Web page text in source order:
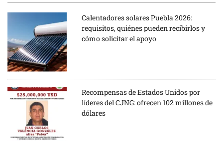
Calentadores solares Puebla 2026:
requisitos, quiénes pueden recibirlos y
cómo solicitar el apoyo
Recompensas de Estados Unidos por
líderes del CJNG: ofrecen 102 millones de
dólares